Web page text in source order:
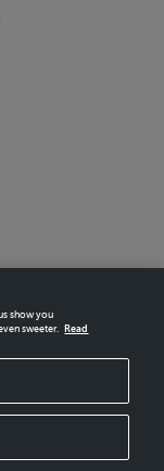
IN MINUTES.
Supervisory Authority of
to operate in the
show you
sweeter.
Read